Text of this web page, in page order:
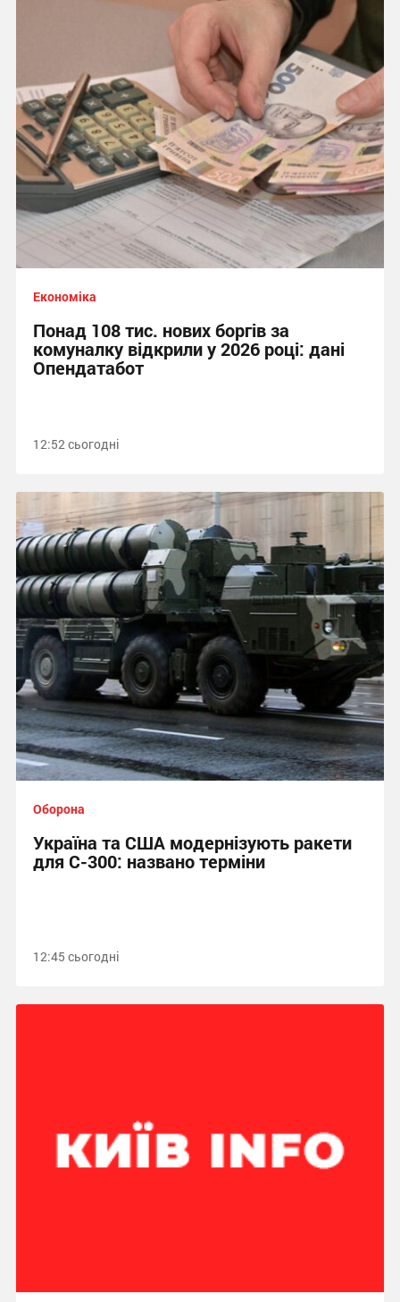
Економіка
Понад 108 тис. нових боргів за
комуналку відкрили у 2026 році: дані
Опендатабот
12:52 сьогодні
Оборона
Україна та США модернізують ракети
для С-300: названо терміни
12:45 сьогодні